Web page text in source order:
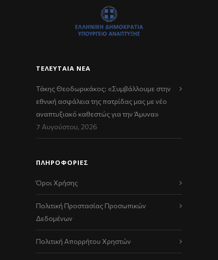
ΤΕΛΕΥΤΑΊΑ ΝΈΑ
Τάκης Θεοδωρικάκος: «Συμβάλλουμε στην
εθνική ασφάλεια της πατρίδας μας με νέο
αναπτυξιακό καθεστώς για την Άμυνα»
7 Αυγούστου, 2026
ΠΛΗΡΟΦΟΡΙΕΣ
Όροι Χρήσης
Πολιτική Προστασίας Προσωπικών
Δεδομένων
Πολιτική Απορρήτου Χρηστών